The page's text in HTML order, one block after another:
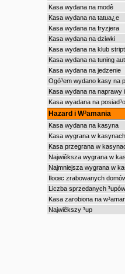
Kasa wydana na modê
Kasa wydana na tatua¿e
Kasa wydana na fryzjera
Kasa wydana na dziwki
Kasa wydana na klub
Kasa wydana na tuning aut
Kasa wydana na jedzenie
Ogó³em wydano kasy na
Kasa wydana na naprawy
Kasa wyadana na
Hazard i W³amania
Kasa wydana na kasyna
Kasa wygrana w kasynach
Kasa przegrana w
Najwiêksza wygrana w
Najmniejsza wygrana w
Iloœc zrabowanych
Liczba sprzedanych ³upów
Kasa zarobiona na
Najwiêkszy ³up